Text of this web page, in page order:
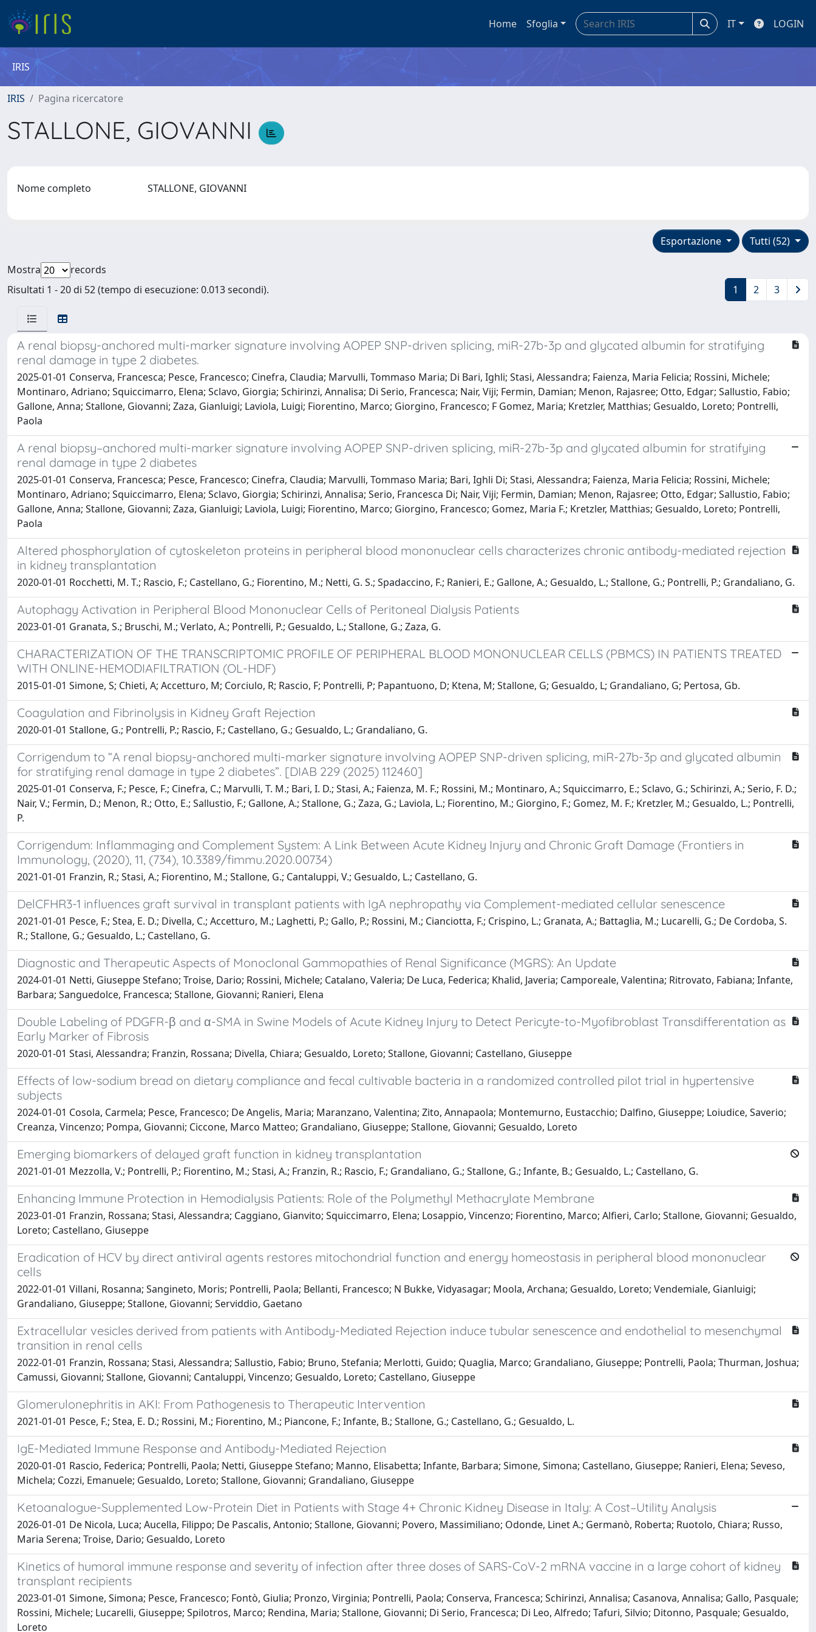
Home Sfoglia IT LOGIN
IRIS
IRIS Pagina ricercatore
STALLONE, GIOVANNI
Nome completo STALLONE, GIOVANNI
Tutti (52)
Esportazione
Mostra
records
Risultati 1 - 20 di 52 (tempo di esecuzione: 0.013 secondi).
1 2 3
A renal biopsy-anchored multi-marker signature involving AOPEP SNP-driven splicing, miR-27b-3p and glycated albumin for stratifying
renal damage in type 2 diabetes.
2025-01-01 Conserva, Francesca; Pesce, Francesco; Cinefra, Claudia; Marvulli, Tommaso Maria; Di Bari, Ighli; Stasi, Alessandra; Faienza, Maria Felicia; Rossini, Michele;
Montinaro, Adriano; Squiccimarro, Elena; Sclavo, Giorgia; Schirinzi, Annalisa; Di Serio, Francesca; Nair, Viji; Fermin, Damian; Menon, Rajasree; Otto, Edgar; Sallustio, Fabio;
Gallone, Anna; Stallone, Giovanni; Zaza, Gianluigi; Laviola, Luigi; Fiorentino, Marco; Giorgino, Francesco; F Gomez, Maria; Kretzler, Matthias; Gesualdo, Loreto; Pontrelli,
Paola
A renal biopsy–anchored multi-marker signature involving AOPEP SNP-driven splicing, miR-27b-3p and glycated albumin for stratifying
renal damage in type 2 diabetes
2025-01-01 Conserva, Francesca; Pesce, Francesco; Cinefra, Claudia; Marvulli, Tommaso Maria; Bari, Ighli Di; Stasi, Alessandra; Faienza, Maria Felicia; Rossini, Michele;
Montinaro, Adriano; Squiccimarro, Elena; Sclavo, Giorgia; Schirinzi, Annalisa; Serio, Francesca Di; Nair, Viji; Fermin, Damian; Menon, Rajasree; Otto, Edgar; Sallustio, Fabio;
Gallone, Anna; Stallone, Giovanni; Zaza, Gianluigi; Laviola, Luigi; Fiorentino, Marco; Giorgino, Francesco; Gomez, Maria F.; Kretzler, Matthias; Gesualdo, Loreto; Pontrelli,
Paola
Altered phosphorylation of cytoskeleton proteins in peripheral blood mononuclear cells characterizes chronic antibody-mediated rejection
in kidney transplantation
2020-01-01 Rocchetti, M. T.; Rascio, F.; Castellano, G.; Fiorentino, M.; Netti, G. S.; Spadaccino, F.; Ranieri, E.; Gallone, A.; Gesualdo, L.; Stallone, G.; Pontrelli, P.; Grandaliano, G.
Autophagy Activation in Peripheral Blood Mononuclear Cells of Peritoneal Dialysis Patients
2023-01-01 Granata, S.; Bruschi, M.; Verlato, A.; Pontrelli, P.; Gesualdo, L.; Stallone, G.; Zaza, G.
CHARACTERIZATION OF THE TRANSCRIPTOMIC PROFILE OF PERIPHERAL BLOOD MONONUCLEAR CELLS (PBMCS) IN PATIENTS TREATED
WITH ONLINE-HEMODIAFILTRATION (OL-HDF)
2015-01-01 Simone, S; Chieti, A; Accetturo, M; Corciulo, R; Rascio, F; Pontrelli, P; Papantuono, D; Ktena, M; Stallone, G; Gesualdo, L; Grandaliano, G; Pertosa, Gb.
Coagulation and Fibrinolysis in Kidney Graft Rejection
2020-01-01 Stallone, G.; Pontrelli, P.; Rascio, F.; Castellano, G.; Gesualdo, L.; Grandaliano, G.
Corrigendum to “A renal biopsy-anchored multi-marker signature involving AOPEP SNP-driven splicing, miR-27b-3p and glycated albumin
for stratifying renal damage in type 2 diabetes”. [DIAB 229 (2025) 112460]
2025-01-01 Conserva, F.; Pesce, F.; Cinefra, C.; Marvulli, T. M.; Bari, I. D.; Stasi, A.; Faienza, M. F.; Rossini, M.; Montinaro, A.; Squiccimarro, E.; Sclavo, G.; Schirinzi, A.; Serio, F. D.;
Nair, V.; Fermin, D.; Menon, R.; Otto, E.; Sallustio, F.; Gallone, A.; Stallone, G.; Zaza, G.; Laviola, L.; Fiorentino, M.; Giorgino, F.; Gomez, M. F.; Kretzler, M.; Gesualdo, L.; Pontrelli,
P.
Corrigendum: Inflammaging and Complement System: A Link Between Acute Kidney Injury and Chronic Graft Damage (Frontiers in
Immunology, (2020), 11, (734), 10.3389/fimmu.2020.00734)
2021-01-01 Franzin, R.; Stasi, A.; Fiorentino, M.; Stallone, G.; Cantaluppi, V.; Gesualdo, L.; Castellano, G.
DelCFHR3-1 influences graft survival in transplant patients with IgA nephropathy via Complement-mediated cellular senescence
2021-01-01 Pesce, F.; Stea, E. D.; Divella, C.; Accetturo, M.; Laghetti, P.; Gallo, P.; Rossini, M.; Cianciotta, F.; Crispino, L.; Granata, A.; Battaglia, M.; Lucarelli, G.; De Cordoba, S.
R.; Stallone, G.; Gesualdo, L.; Castellano, G.
Diagnostic and Therapeutic Aspects of Monoclonal Gammopathies of Renal Significance (MGRS): An Update
2024-01-01 Netti, Giuseppe Stefano; Troise, Dario; Rossini, Michele; Catalano, Valeria; De Luca, Federica; Khalid, Javeria; Camporeale, Valentina; Ritrovato, Fabiana; Infante,
Barbara; Sanguedolce, Francesca; Stallone, Giovanni; Ranieri, Elena
Double Labeling of PDGFR-β and α-SMA in Swine Models of Acute Kidney Injury to Detect Pericyte-to-Myofibroblast Transdifferentation as
Early Marker of Fibrosis
2020-01-01 Stasi, Alessandra; Franzin, Rossana; Divella, Chiara; Gesualdo, Loreto; Stallone, Giovanni; Castellano, Giuseppe
Effects of low-sodium bread on dietary compliance and fecal cultivable bacteria in a randomized controlled pilot trial in hypertensive
subjects
2024-01-01 Cosola, Carmela; Pesce, Francesco; De Angelis, Maria; Maranzano, Valentina; Zito, Annapaola; Montemurno, Eustacchio; Dalfino, Giuseppe; Loiudice, Saverio;
Creanza, Vincenzo; Pompa, Giovanni; Ciccone, Marco Matteo; Grandaliano, Giuseppe; Stallone, Giovanni; Gesualdo, Loreto
Emerging biomarkers of delayed graft function in kidney transplantation
2021-01-01 Mezzolla, V.; Pontrelli, P.; Fiorentino, M.; Stasi, A.; Franzin, R.; Rascio, F.; Grandaliano, G.; Stallone, G.; Infante, B.; Gesualdo, L.; Castellano, G.
Enhancing Immune Protection in Hemodialysis Patients: Role of the Polymethyl Methacrylate Membrane
2023-01-01 Franzin, Rossana; Stasi, Alessandra; Caggiano, Gianvito; Squiccimarro, Elena; Losappio, Vincenzo; Fiorentino, Marco; Alfieri, Carlo; Stallone, Giovanni; Gesualdo,
Loreto; Castellano, Giuseppe
Eradication of HCV by direct antiviral agents restores mitochondrial function and energy homeostasis in peripheral blood mononuclear
cells
2022-01-01 Villani, Rosanna; Sangineto, Moris; Pontrelli, Paola; Bellanti, Francesco; N Bukke, Vidyasagar; Moola, Archana; Gesualdo, Loreto; Vendemiale, Gianluigi;
Grandaliano, Giuseppe; Stallone, Giovanni; Serviddio, Gaetano
Extracellular vesicles derived from patients with Antibody-Mediated Rejection induce tubular senescence and endothelial to mesenchymal
transition in renal cells
2022-01-01 Franzin, Rossana; Stasi, Alessandra; Sallustio, Fabio; Bruno, Stefania; Merlotti, Guido; Quaglia, Marco; Grandaliano, Giuseppe; Pontrelli, Paola; Thurman, Joshua;
Camussi, Giovanni; Stallone, Giovanni; Cantaluppi, Vincenzo; Gesualdo, Loreto; Castellano, Giuseppe
Glomerulonephritis in AKI: From Pathogenesis to Therapeutic Intervention
2021-01-01 Pesce, F.; Stea, E. D.; Rossini, M.; Fiorentino, M.; Piancone, F.; Infante, B.; Stallone, G.; Castellano, G.; Gesualdo, L.
IgE-Mediated Immune Response and Antibody-Mediated Rejection
2020-01-01 Rascio, Federica; Pontrelli, Paola; Netti, Giuseppe Stefano; Manno, Elisabetta; Infante, Barbara; Simone, Simona; Castellano, Giuseppe; Ranieri, Elena; Seveso,
Michela; Cozzi, Emanuele; Gesualdo, Loreto; Stallone, Giovanni; Grandaliano, Giuseppe
Ketoanalogue-Supplemented Low-Protein Diet in Patients with Stage 4+ Chronic Kidney Disease in Italy: A Cost–Utility Analysis
2026-01-01 De Nicola, Luca; Aucella, Filippo; De Pascalis, Antonio; Stallone, Giovanni; Povero, Massimiliano; Odonde, Linet A.; Germanò, Roberta; Ruotolo, Chiara; Russo,
Maria Serena; Troise, Dario; Gesualdo, Loreto
Kinetics of humoral immune response and severity of infection after three doses of SARS-CoV-2 mRNA vaccine in a large cohort of kidney
transplant recipients
2023-01-01 Simone, Simona; Pesce, Francesco; Fontò, Giulia; Pronzo, Virginia; Pontrelli, Paola; Conserva, Francesca; Schirinzi, Annalisa; Casanova, Annalisa; Gallo, Pasquale;
Rossini, Michele; Lucarelli, Giuseppe; Spilotros, Marco; Rendina, Maria; Stallone, Giovanni; Di Serio, Francesca; Di Leo, Alfredo; Tafuri, Silvio; Ditonno, Pasquale; Gesualdo,
Loreto